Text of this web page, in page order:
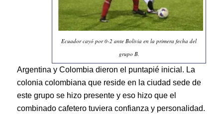
Ecuador cayó por 0-2 ante Bolivia en la primera fecha del
grupo B.
Argentina y Colombia dieron el puntapié inicial. La
colonia colombiana que reside en la ciudad sede de
este grupo se hizo presente y eso hizo que el
combinado cafetero tuviera confianza y personalidad.